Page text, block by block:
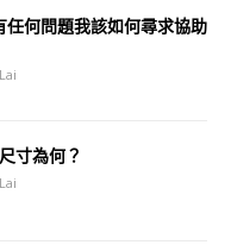
何問題我該如何尋求協助
寸為何？